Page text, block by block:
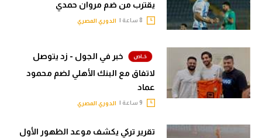
يقترب من ضم مروان حمدي
الدوري المصري
خبر في الجول - زد يتوصل
لاتفاق مع البنك الأهلي لضم محمود
عماد
الدوري المصري
تقرير تركي يكشف موعد الظهور الأول